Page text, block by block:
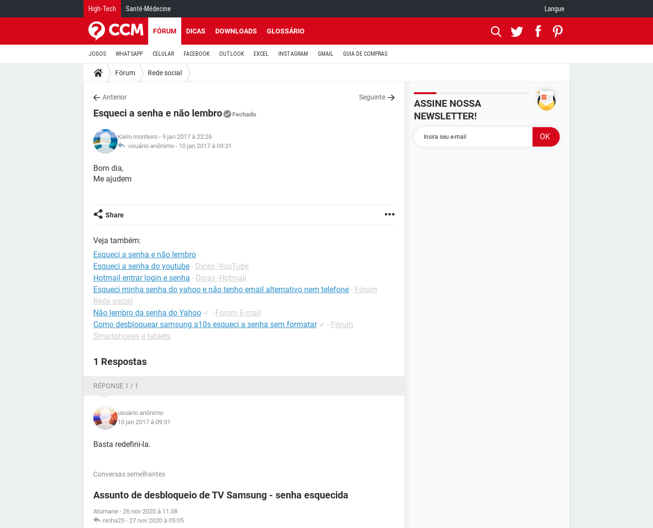
High-Tech Santé-Médecine Langue
FÓRUM DICAS DOWNLOADS GLOSSÁRIO
JOGOS WHATSAPP CELULAR FACEBOOK OUTLOOK EXCEL INSTAGRAM GMAIL GUIA DE COMPRAS
Fórum Rede social
Anterior Seguinte
Esqueci a senha e não lembro Fechado
Kairo monteiro - 9 jan 2017 à 22:26
usuário anônimo - 10 jan 2017 à 09:31
Bom dia,
Me ajudem
Share
Veja também:
Esqueci a senha e não lembro
Esqueci a senha do youtube - Dicas -YouTube
Hotmail entrar login e senha - Dicas -Hotmail
Esqueci minha senha do yahoo e não tenho email alternativo nem telefone - Fórum
Rede social
Não lembro da senha do Yahoo ✓ - Fórum E-mail
Como desbloquear samsung a10s esqueci a senha sem formatar ✓ - Fórum
Smartphones e tablets
1 Respostas
RÉPONSE 1 / 1
usuário anônimo
10 jan 2017 à 09:31
Basta redefini-la.
Conversas semelhantes
Assunto de desbloqueio de TV Samsung - senha esquecida
Atumane - 26 nov 2020 à 11:38
ninha25 - 27 nov 2020 à 05:05
ASSINE NOSSA
NEWSLETTER!